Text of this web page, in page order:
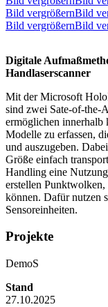
Bild vergrößernBild
Bild vergrößernBild
Digitale
Handlaserscanner
Mit der Microsoft
sind zwei Sate-of-the-
ermöglichen innerhalb
Modelle zu erfassen,
und auszugeben.
Größe einfach
Handling eine
erstellen Punktwolken,
können. Dafür nutzen
Sensoreinheiten.
Projekte
DemoS
Stand
27.10.2025